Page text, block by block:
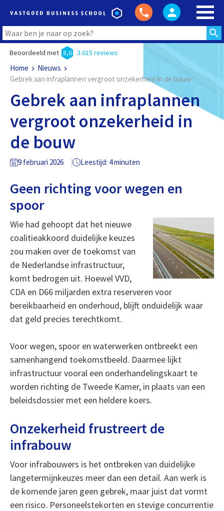
Beoordeeld met 8,6 3.615 reviews
Home
Nieuws
Gebrek aan infraplannen vergroot onzekerheid in de bouw
Gebrek aan infraplannen
vergroot onzekerheid in
de bouw
9 februari 2026 Leestijd: 4 minuten
Geen richting voor wegen en
spoor
Wie had gehoopt dat het nieuwe
coalitieakkoord duidelijke keuzes
zou maken over de toekomst van
de Nederlandse infrastructuur,
komt bedrogen uit. Hoewel VVD,
CDA en D66 miljarden extra reserveren voor
bereikbaarheid en onderhoud, blijft onduidelijk waar
dat geld precies terechtkomt.
Voor wegen, spoor en waterwerken ontbreekt een
samenhangend toekomstbeeld. Daarmee lijkt
infrastructuur vooral een onderhandelingskaart te
worden richting de Tweede Kamer, in plaats van een
beleidsdossier met een heldere koers.
Onzekerheid frustreert de
infrabouw
Voor infrabouwers is het ontbreken van duidelijke
langetermijnkeuzes meer dan een detail. Aan werk is
de komende jaren geen gebrek, maar juist dat vormt
een risico. Personeelstekorten en stevige concurrentie